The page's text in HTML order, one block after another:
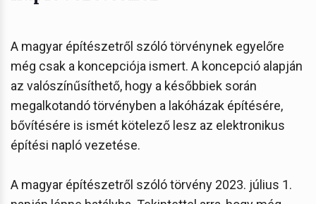
A magyar építészetről szóló törvénynek egyelőre
még csak a koncepciója ismert. A koncepció alapján
az valószínűsíthető, hogy a későbbiek során
megalkotandó törvényben a lakóházak építésére,
bővítésére is ismét kötelező lesz az elektronikus
építési napló vezetése.
A magyar építészetről szóló törvény 2023. július 1.